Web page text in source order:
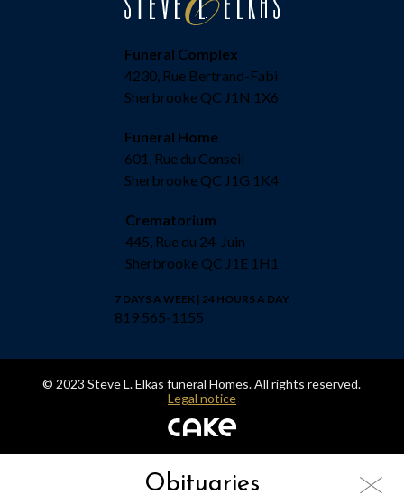
Funeral Complex
4230, Rue Bertrand-Fabi
Sherbrooke QC J1N 1X6
Funeral Home
601, Rue du Conseil
Sherbrooke QC J1G 1K4
Crematorium
445, Rue du 24-Juin
Sherbrooke QC J1E 1H1
7 DAYS A WEEK | 24 HOURS A DAY
819 565-1155
© 2023 Steve L. Elkas funeral Homes. All rights reserved.
Legal notice
Obituaries